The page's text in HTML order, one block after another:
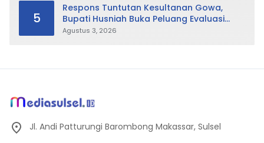
5
Respons Tuntutan Kesultanan Gowa,
Bupati Husniah Buka Peluang Evaluasi
Perda LAD: Bisa Direvisi Bahkan Diganti
Agustus 3, 2026
Jl. Andi Patturungi Barombong Makassar, Sulsel